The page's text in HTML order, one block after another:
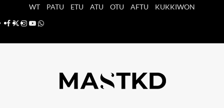
WT PATU ETU ATU OTU AFTU
KUKKIWON
Facebook
X Instagram
YouTube
Whatsapp